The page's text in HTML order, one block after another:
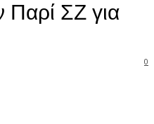
Παρί ΣΖ για
0